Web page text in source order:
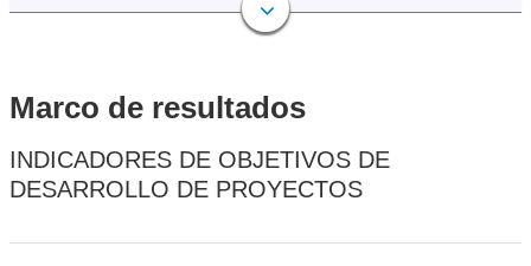
Marco de resultados
INDICADORES DE OBJETIVOS DE
DESARROLLO DE PROYECTOS